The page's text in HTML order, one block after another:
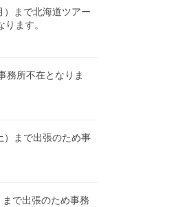
まで北海道ツアー
ます。
務所不在となりま
）まで出張のため事
で出張のため事務